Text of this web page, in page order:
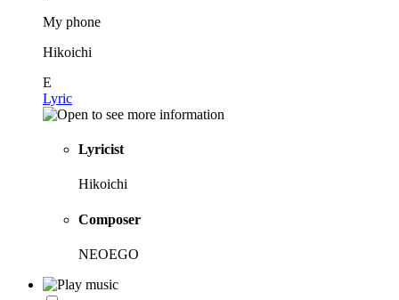
My phone
Hikoichi
E
Lyric
Lyricist
Hikoichi
Composer
NEOEGO